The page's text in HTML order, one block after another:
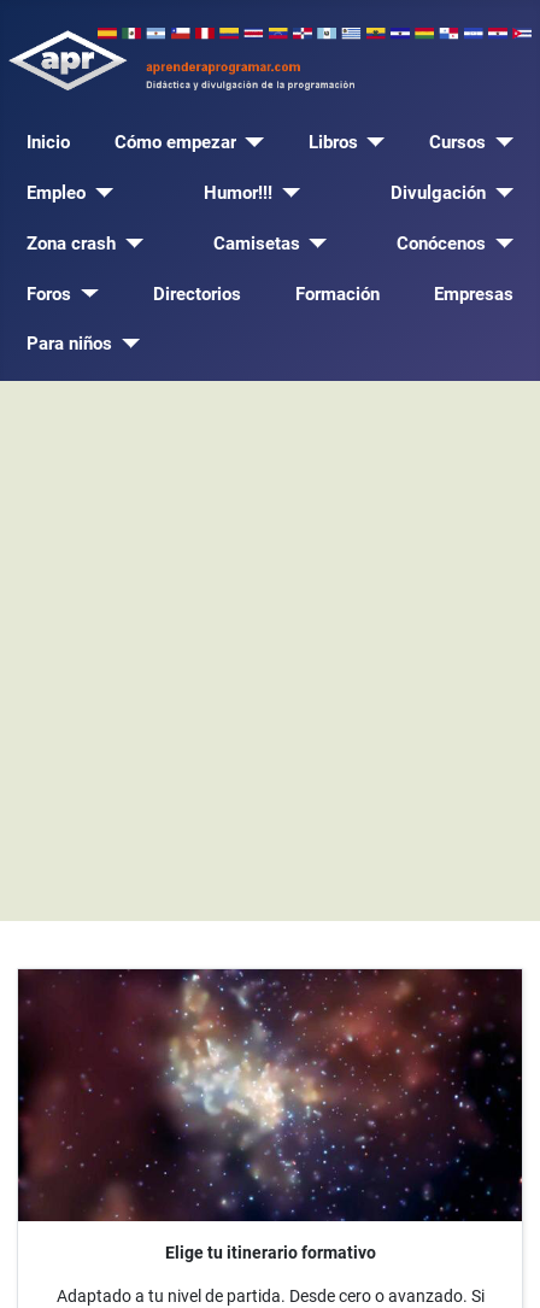
Inicio Cómo empezar Libros Cursos
Empleo Humor!!! Divulgación
Zona crash Camisetas Conócenos
Foros Directorios Formación Empresas
Para niños
Elige tu itinerario formativo
Adaptado a tu nivel de partida. Desde cero o avanzado. Si